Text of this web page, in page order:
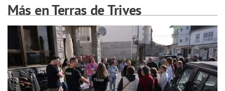
Más en Terras de Trives